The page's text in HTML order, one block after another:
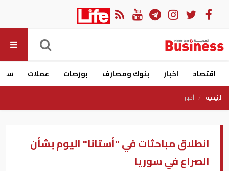
اقتصاد اخبار بنوك ومصارف بورصات عملات
الرئيسية أخبار
انطلاق مباحثات في "أستانا" اليوم بشأن
الصراع في سوريا